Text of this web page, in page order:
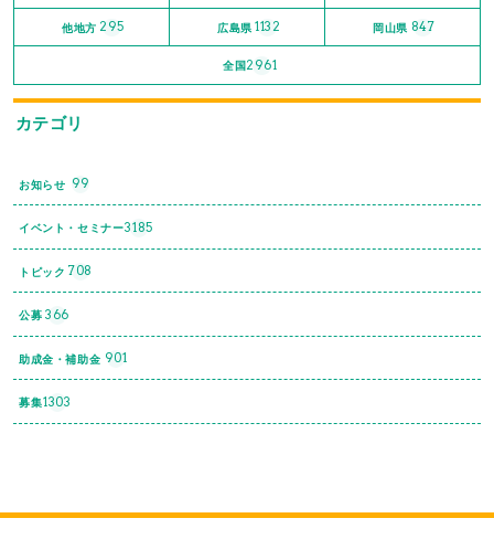
他地方 295 広島県 1132 岡山県 847
全国2961
カテゴリ
お知らせ 99
イベント・セミナー3185
トピック 708
公募 366
助成金・補助金 901
募集1303